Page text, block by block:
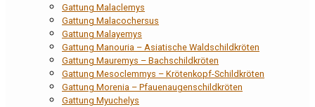
Gattung Malaclemys
Gattung Malacochersus
Gattung Malayemys
Gattung Manouria – Asiatische Waldschildkröten
Gattung Mauremys – Bachschildkröten
Gattung Mesoclemmys – Krötenkopf-Schildkröten
Gattung Morenia – Pfauenaugenschildkröten
Gattung Myuchelys